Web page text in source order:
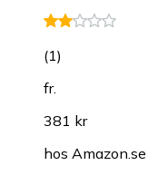
(1)
fr.
381 kr
hos Amazon.se